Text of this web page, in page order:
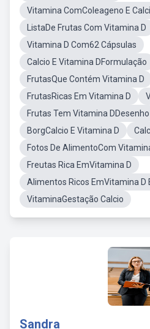
Vitamina ComColeageno E
ListaDe Frutas Com Vitamina D
Vitamina D Com62 Cápsulas
Calcio E Vitamina DFormulação
FrutasQue Contém Vitamina D
FrutasRicas Em Vitamina D
Frutas Tem Vitamina DDesenho
BorgCalcio E Vitamina D
Fotos De AlimentoCom
Freutas Rica EmVitamina D
Alimentos Ricos EmVitamina D
VitaminaGestação Calcio
Sandra